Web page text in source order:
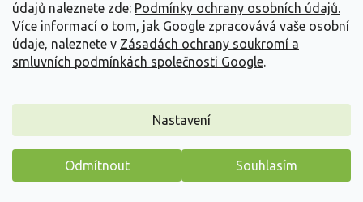
údajů naleznete zde: Podmínky ochrany osobních údajů.
Více informací o tom, jak Google zpracovává vaše osobní
údaje, naleznete v Zásadách ochrany soukromí a
smluvních podmínkách společnosti Google.
Nastavení
Odmítnout Souhlasím
Máme pro vás malý dárek